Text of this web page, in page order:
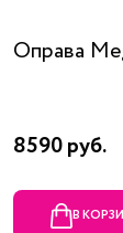
Оправа
8590 руб.
В